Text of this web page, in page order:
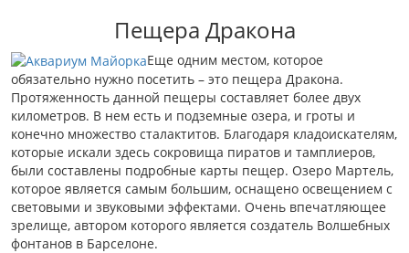
Пещера Дракона
Еще одним местом, которое
обязательно нужно посетить – это пещера Дракона.
Протяженность данной пещеры составляет более двух
километров. В нем есть и подземные озера, и гроты и
конечно множество сталактитов. Благодаря кладоискателям,
которые искали здесь сокровища пиратов и тамплиеров,
были составлены подробные карты пещер. Озеро Мартель,
которое является самым большим, оснащено освещением с
световыми и звуковыми эффектами. Очень впечатляющее
зрелище, автором которого является создатель Волшебных
фонтанов в Барселоне.